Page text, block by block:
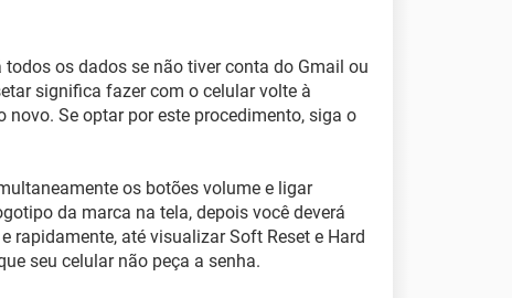
todos os dados se não tiver conta do Gmail ou
significa fazer com o celular volte à
Se optar por este procedimento, siga o
os botões volume e ligar
da marca na tela, depois você deverá
rapidamente, até visualizar Soft Reset e Hard
seu celular não peça a senha.